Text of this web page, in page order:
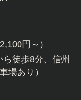
円～）
徒歩8分、信州
場あり）